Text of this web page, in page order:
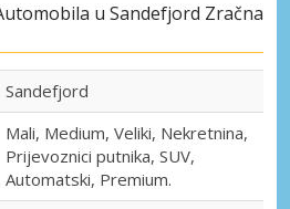
u Sandefjord Zračna
Sandefjord
Mali, Medium, Veliki, Nekretnina,
Prijevoznici putnika, SUV,
Automatski, Premium.